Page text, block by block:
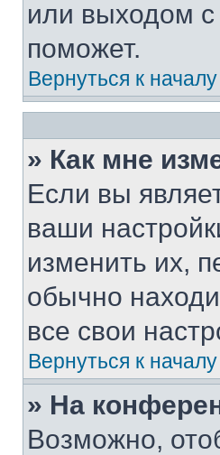
или выходом
поможет.
Вернуться к началу
» Как мне
Если вы
ваши
изменить их,
обычно
все свои
Вернуться к началу
» На
Возможно,